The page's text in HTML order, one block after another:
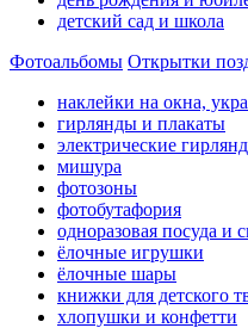
детский сад и школа
Фотоальбомы Открытки
наклейки на окна,
гирлянды и плакаты
электрические
мишура
фотозоны
фотобутафория
одноразовая посуда и
ёлочные игрушки
ёлочные шары
книжки для детского
хлопушки и конфетти